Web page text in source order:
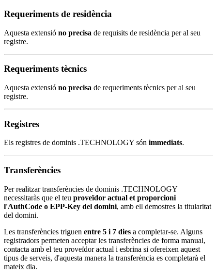
Requeriments de residència
Aquesta extensió no precisa de requisits de residència per al seu
registre.
Requeriments tècnics
Aquesta extensió no precisa de requeriments tècnics per al seu
registre.
Registres
Els registres de dominis .TECHNOLOGY són immediats.
Transferències
Per realitzar transferències de dominis .TECHNOLOGY
necessitaràs que el teu proveïdor actual et proporcioni
l'AuthCode o EPP-Key del domini, amb ell demostres la titularitat
del domini.
Les transferències triguen entre 5 i 7 dies a completar-se. Alguns
registradors permeten acceptar les transferències de forma manual,
contacta amb el teu proveïdor actual i esbrina si ofereixen aquest
tipus de serveis, d'aquesta manera la transferència es completarà el
mateix dia.